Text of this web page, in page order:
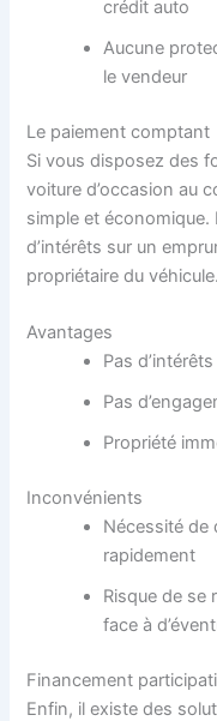
crédit auto
Aucune
le vendeur
Le paiement comptant
Si vous disposez des
voiture d’occasion au
simple et économique.
d’intérêts sur un
propriétaire du véhicule.
Avantages
Pas
Pas
Propriété
Inconvénients
Nécessité de
rapidement
Risque de se
face à
Financement
Enfin, il existe des